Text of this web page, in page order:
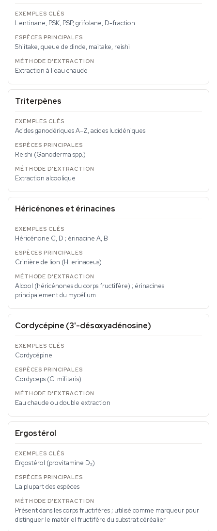
Lentinane, PSK, PSP, grifolane, D-fraction
Shiitake, queue de dinde, maitake, reishi
Extraction à l'eau chaude
Triterpènes
Acides ganodériques A–Z, acides lucidéniques
Reishi (Ganoderma spp.)
Extraction alcoolique
Héricénones et érinacines
Héricénone C, D ; érinacine A, B
Crinière de lion (H. erinaceus)
Alcool (héricénones du corps fructifère) ; érinacines
principalement du mycélium
Cordycépine (3'-désoxyadénosine)
Cordycépine
Cordyceps (C. militaris)
Eau chaude ou double extraction
Ergostérol
Ergostérol (provitamine D₂)
La plupart des espèces
Présent dans les corps fructifères ; utilisé comme marqueur pour
distinguer le matériel fructifère du substrat céréalier